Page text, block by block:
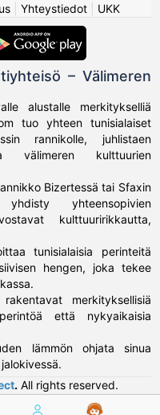
Yhteystiedot UKK
– Välimeren
alustalle merkitykselliä
tuo yhteen tunisialaiset
rannikolle, juhlistaen
välimeren kulttuurien
Bizertessä tai Sfaxin
yhdisty yhteensopivien
kulttuuririkkautta,
tunisialaisia perinteitä
hengen, joka tekee
merkityksellisiä
että nykyaikaisia
lämmön ohjata sinua
. All rights reserved.